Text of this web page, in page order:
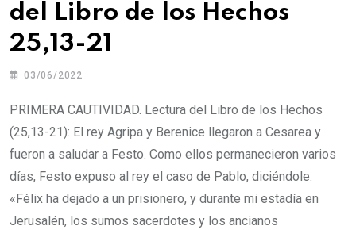
del Libro de los Hechos
25,13-21
03/06/2022
PRIMERA CAUTIVIDAD. Lectura del Libro de los Hechos
(25,13-21): El rey Agripa y Berenice llegaron a Cesarea y
fueron a saludar a Festo. Como ellos permanecieron varios
días, Festo expuso al rey el caso de Pablo, diciéndole:
«Félix ha dejado a un prisionero, y durante mi estadía en
Jerusalén, los sumos sacerdotes y los ancianos